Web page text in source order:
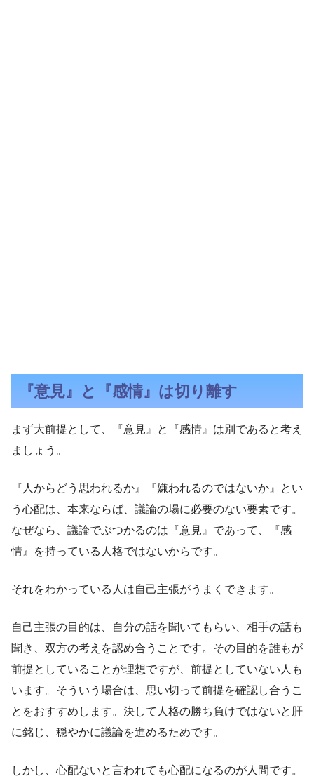
『意見』と『感情』は切り離す
まず大前提として、『意見』と『感情』は別であると考え
ましょう。
『人からどう思われるか』『嫌われるのではないか』とい
う心配は、本来ならば、議論の場に必要のない要素です。
なぜなら、議論でぶつかるのは『意見』であって、『感
情』を持っている人格ではないからです。
それをわかっている人は自己主張がうまくできます。
自己主張の目的は、自分の話を聞いてもらい、相手の話も
聞き、双方の考えを認め合うことです。その目的を誰もが
前提としていることが理想ですが、前提としていない人も
います。そういう場合は、思い切って前提を確認し合うこ
とをおすすめします。決して人格の勝ち負けではないと肝
に銘じ、穏やかに議論を進めるためです。
しかし、心配ないと言われても心配になるのが人間です。